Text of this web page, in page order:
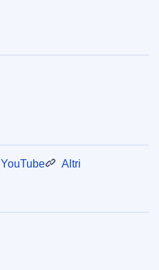
YouTube Altri